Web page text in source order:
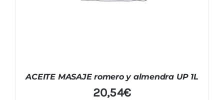
ACEITE MASAJE romero y almendra UP 1L
20,54€